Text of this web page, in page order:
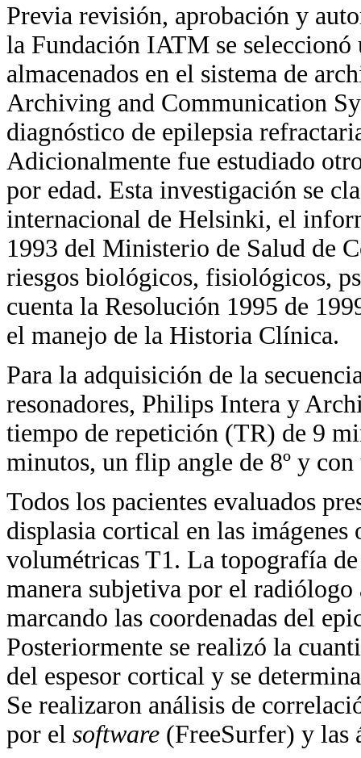
Previa revisión, aprobación y
la Fundación IATM se seleccionó
almacenados en el sistema de
Archiving and Communication
diagnóstico de epilepsia
Adicionalmente fue estudiado
por edad. Esta investigación se
internacional de Helsinki, el
1993 del Ministerio de Salud de
riesgos biológicos, fisiológicos,
cuenta la Resolución 1995 de
el manejo de la Historia Clínica.
Para la adquisición de la
resonadores, Philips Intera y
tiempo de repetición (TR) de 9
minutos, un flip angle de 8º y
Todos los pacientes evaluados
displasia cortical en las imágenes
volumétricas T1. La topografía
manera subjetiva por el
marcando las coordenadas del
Posteriormente se realizó la
del espesor cortical y se
Se realizaron análisis de
por el software (FreeSurfer) y las